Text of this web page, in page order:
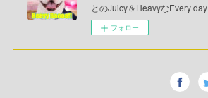
とのJuicy＆HeavyなEvery day
フォロー